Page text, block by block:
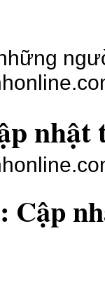
Cập